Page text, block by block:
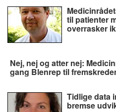
til patienter
overrasker
Nej, nej og atter nej:
gang Blenrep til
Tidlige data
bremse